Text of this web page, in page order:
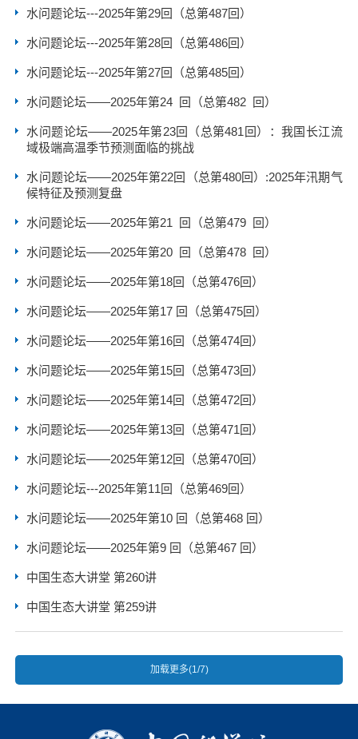
水问题论坛---2025年第29回（总第487回）
水问题论坛---2025年第28回（总第486回）
水问题论坛---2025年第27回（总第485回）
水问题论坛——2025年第24 回（总第482 回）
水问题论坛——2025年第23回（总第481回）：我国长江流
域极端高温季节预测面临的挑战
水问题论坛——2025年第22回（总第480回）:2025年汛期气
候特征及预测复盘
水问题论坛——2025年第21 回（总第479 回）
水问题论坛——2025年第20 回（总第478 回）
水问题论坛——2025年第18回（总第476回）
水问题论坛——2025年第17 回（总第475回）
水问题论坛——2025年第16回（总第474回）
水问题论坛——2025年第15回（总第473回）
水问题论坛——2025年第14回（总第472回）
水问题论坛——2025年第13回（总第471回）
水问题论坛——2025年第12回（总第470回）
水问题论坛---2025年第11回（总第469回）
水问题论坛——2025年第10 回（总第468 回）
水问题论坛——2025年第9 回（总第467 回）
中国生态大讲堂 第260讲
中国生态大讲堂 第259讲
加载更多(1/7)